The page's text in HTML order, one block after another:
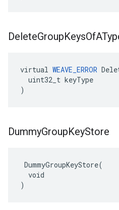
DeleteGroupKeysOf
virtual WEAVE_ERROR
  uint32_t keyType
)
DummyGroupKeyStore
DummyGroupKeyStore(
  void
)